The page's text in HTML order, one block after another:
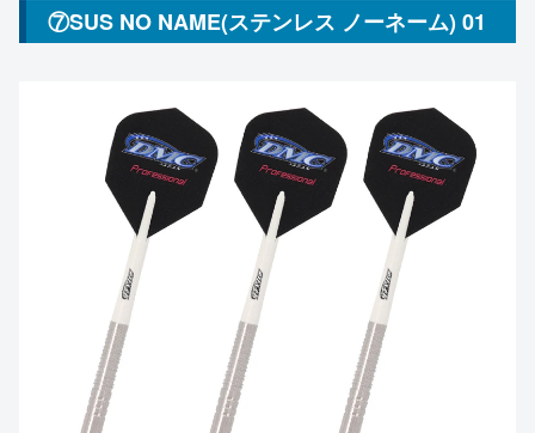
⑦SUS NO NAME(ステンレス ノーネーム) 01